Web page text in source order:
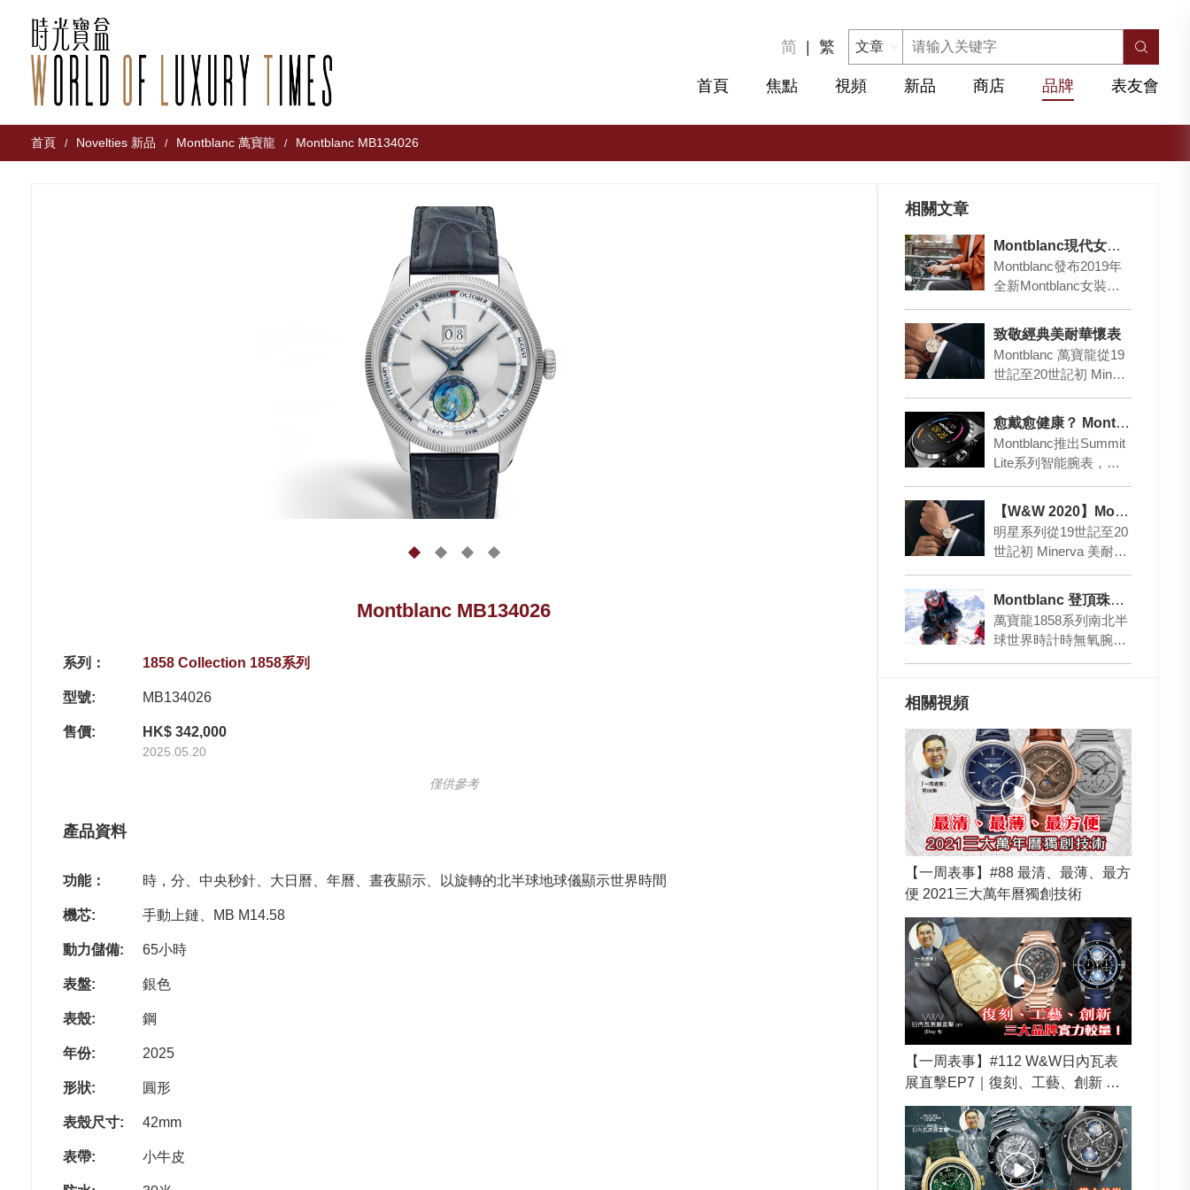
简 | 繁
首頁 焦點 視頻 新品 商店 品牌 表友會
首頁 / Novelties 新品 / Montblanc 萬寶龍 / Montblanc MB134026
Montblanc MB134026
系列： 1858 Collection 1858系列
型號: MB134026
售價: HK$ 342,000
2025.05.20
僅供參考
產品資料
功能： 時，分、中央秒針、大日曆、年曆、晝夜顯示、以旋轉的北半球地球儀顯示世界時間
機芯: 手動上鏈、MB M14.58
動力儲備: 65小時
表盤: 銀色
表殼: 鋼
年份: 2025
形狀: 圓形
表殼尺寸: 42mm
表帶: 小牛皮
相關文章
Montblanc現代女性代表
Montblanc發布2019年
全新Montblanc女裝腕
禮贊「我心由我」…
致敬經典美耐華懷表
Montblanc 萬寶龍從19
世記至20世記初 Minerv
靈感，萬寶龍全…
愈戴愈健康？ Montblanc Summit Lite
Montblanc推出Summit
Lite系列智能腕表，為
管理方面提供幫助，
新…
【W&W 2020】Montblanc 致敬經典懷表造型
明星系列從19世記至20
世記初 Minerva 美耐華
明星系列圓形抛光表殼
經曲面…
Montblanc 登頂珠穆朗瑪峰
萬寶龍1858系列南北半
球世界時計時無氧腕表
相關視頻
【一周表事】#88 最清、最薄、最方
便 2021三大萬年曆獨創技術
【一周表事】#112 W&W日內瓦表
展直擊EP7｜復刻、工藝、創新 三
大品牌實力較量！